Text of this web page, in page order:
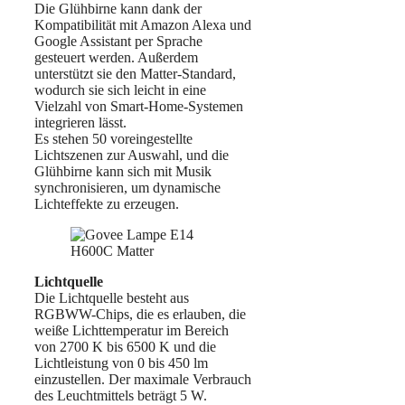
Die Glühbirne kann dank der
Kompatibilität mit Amazon Alexa und
Google Assistant per Sprache
gesteuert werden. Außerdem
unterstützt sie den Matter-Standard,
wodurch sie sich leicht in eine
Vielzahl von Smart-Home-Systemen
integrieren lässt.
Es stehen 50 voreingestellte
Lichtszenen zur Auswahl, und die
Glühbirne kann sich mit Musik
synchronisieren, um dynamische
Lichteffekte zu erzeugen.
Lichtquelle
Die Lichtquelle besteht aus
RGBWW-Chips, die es erlauben, die
weiße Lichttemperatur im Bereich
von 2700 K bis 6500 K und die
Lichtleistung von 0 bis 450 lm
einzustellen. Der maximale Verbrauch
des Leuchtmittels beträgt 5 W.